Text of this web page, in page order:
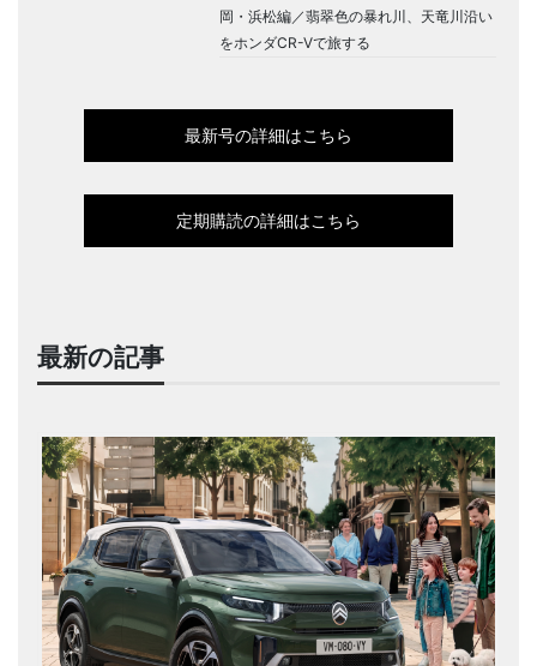
岡・浜松編／翡翠色の暴れ川、天竜川沿い
をホンダCR-Vで旅する
最新号の詳細はこちら
定期購読の詳細はこちら
最新の記事